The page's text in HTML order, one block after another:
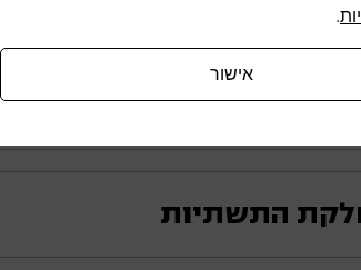
בקרת חשבונות ותקציבים במחלקה.
התשתיות
.
אישור